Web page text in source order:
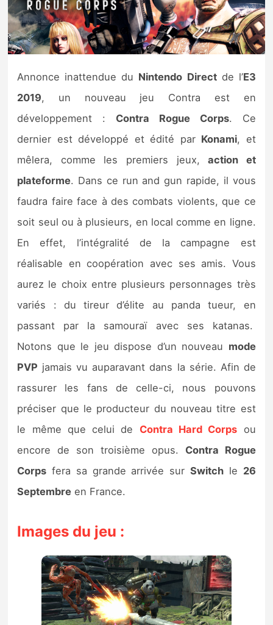
Nintendo Direct
Tests et previews
Tests de jeux
Tests d’accessoires
Autres tests
Previews
Précommandes
Précommandes jeux Switch 2
Sorties de jeux
Bons plans
Guides
Annonce inattendue du Nintendo Directde l’E3
2019, un nouveau jeu Contra est en
développement : Contra Rogue Corps. Ce
dernier est développé et édité par Konami, et
mêlera, comme les premiers jeux,action et
plateforme. Dans ce run and gun rapide, il vous
faudra faire face à des combats violents, que ce
soit seul ou à plusieurs, en local comme en ligne.
En effet, l’intégralité de la campagne est
réalisable en coopération avec ses amis. Vous
aurez le choix entre plusieurs personnages très
variés : du tireur d’élite au panda tueur, en
passant par la samouraï avec ses katanas.
Notons que le jeu dispose d’un nouveau mode
PVP jamais vu auparavant dans la série. Afin de
rassurer les fans de celle-ci, nous pouvons
préciser que le producteur du nouveau titre est
le même que celui de Contra Hard Corps ou
encore de son troisième opus. Contra Rogue
Corps fera sa grande arrivée surSwitch le 26
Septembre en France.
Images du jeu :